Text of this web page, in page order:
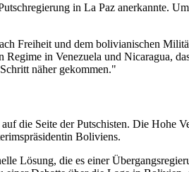
in La Paz anerkannte.
Freiheit und dem bolivianischen
in Venezuela und Nicaragua,
näher gekommen."
die Seite der Putschisten. Die
Boliviens.
Lösung, die es einer